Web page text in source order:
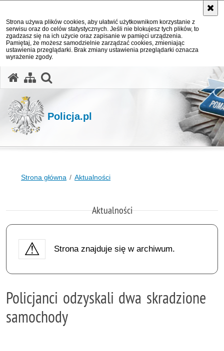
Strona używa plików cookies, aby ułatwić użytkownikom korzystanie z
serwisu oraz do celów statystycznych. Jeśli nie blokujesz tych plików, to
zgadzasz się na ich użycie oraz zapisanie w pamięci urządzenia.
Pamiętaj, że możesz samodzielnie zarządzać cookies, zmieniając
ustawienia przeglądarki. Brak zmiany ustawienia przeglądarki oznacza
wyrażenie zgody.
Policja.pl
Strona główna Aktualności
Aktualności
Strona znajduje się w archiwum.
Policjanci odzyskali dwa skradzione
samochody